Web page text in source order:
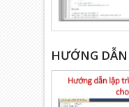
HƯỚNG